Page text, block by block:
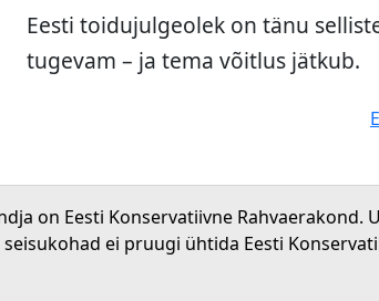
Eesti toidujulgeolek on tänu
tugevam – ja tema võitlus jätkub.
on Eesti Konservatiivne
ei pruugi ühtida Eesti